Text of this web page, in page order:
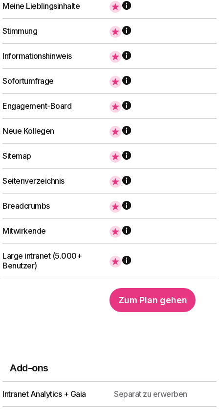
Meine Lieblingsinhalte
Stimmung
Informationshinweis
Sofortumfrage
Engagement-Board
Neue Kollegen
Sitemap
Seitenverzeichnis
Breadcrumbs
Mitwirkende
Large intranet (5.000+
Benutzer)
Zum Plan gehen
Add-ons
Intranet Analytics + Gaia Separat zu erwerben